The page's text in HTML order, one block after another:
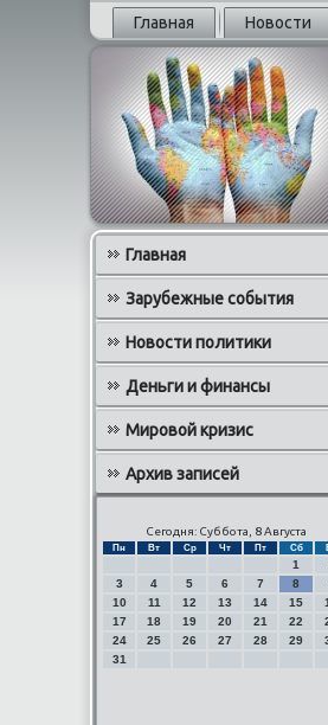
Главная Новости
Главная
Зарубежные события
Новости политики
Деньги и финансы
Мировой кризис
Архив записей
Сегодня: Суббота, 8 Августа
Пн Вт Ср Чт Пт Сб
1
3
4 5 6 7 8
10
11 12 13 14 15
17
18 19 20 21 22
24
25 26 27 28 29
31